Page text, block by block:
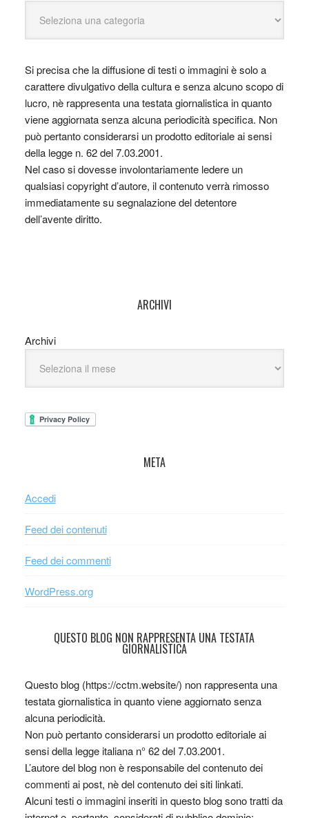
Si precisa che la diffusione di testi o immagini è solo a
carattere divulgativo della cultura e senza alcuno scopo di
lucro, nè rappresenta una testata giornalistica in quanto
viene aggiornata senza alcuna periodicità specifica. Non
può pertanto considerarsi un prodotto editoriale ai sensi
della legge n. 62 del 7.03.2001.
Nel caso si dovesse involontariamente ledere un
qualsiasi copyright d’autore, il contenuto verrà rimosso
immediatamente su segnalazione del detentore
dell’avente diritto.
ARCHIVI
Archivi
META
Accedi
Feed dei contenuti
Feed dei commenti
WordPress.org
QUESTO BLOG NON RAPPRESENTA UNA TESTATA
GIORNALISTICA
Questo blog (https://cctm.website/) non rappresenta una
testata giornalistica in quanto viene aggiornato senza
alcuna periodicità.
Non può pertanto considerarsi un prodotto editoriale ai
sensi della legge italiana n° 62 del 7.03.2001.
L’autore del blog non è responsabile del contenuto dei
commenti ai post, nè del contenuto dei siti linkati.
Alcuni testi o immagini inseriti in questo blog sono tratti da